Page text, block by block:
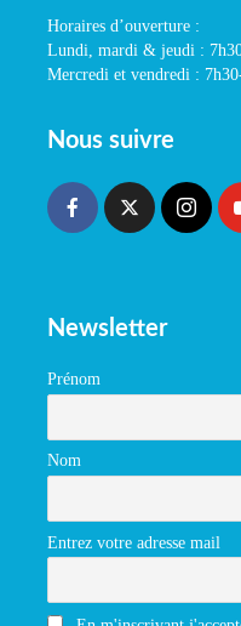
Horaires d’ouverture :
Lundi, mardi & jeudi :
Mercredi et vendredi :
Nous suivre
Newsletter
Prénom
Nom
Entrez votre adresse mail